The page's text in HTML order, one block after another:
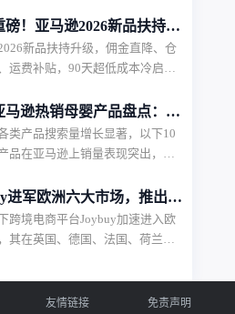
月正式生效。
磅！亚马逊2026新品扶持计
，物流、仓储、佣金三重补
新品扶持升级，佣金直降、仓
运费补贴，90天超低成本冷启
马逊热销母婴产品盘点：婴
产品月销过万
类产品搜索量增长显著，以下10
品在亚马逊上销量表现突出，深
灯，月销售额49.36万美元，销量
进军欧洲六大市场，推出当
和低价会员模式
跨境电商平台Joybuy加速进入欧
其在英国、德国、法国、荷兰、
日配送、低价会员服务以及自建
。
友情链接 免责声明